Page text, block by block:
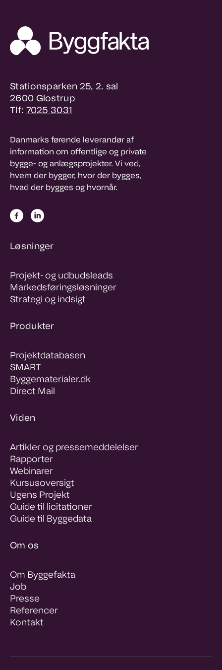
Stationsparken 25, 2. sal
2600 Glostrup
Tlf: 7025 3031
Danmarks førende leverandør af
information om offentlige og private
bygge- og anlægsprojekter. Vi ved,
hvem der bygger, hvor der bygges,
hvad der bygges og hvornår.
Løsninger
Projekt- og udbudsleads
Markedsføringsløsninger
Strategi og indsigt
Produkter
Projektdatabasen
SMART
Byggematerialer.dk
Direct Mail
Viden
Artikler og pressemeddelelser
Rapporter
Webinarer
Kursusoversigt
Ugens Projekt
Guide til licitationer
Guide til Byggedata
Om os
Om Byggefakta
Job
Presse
Referencer
Kontakt